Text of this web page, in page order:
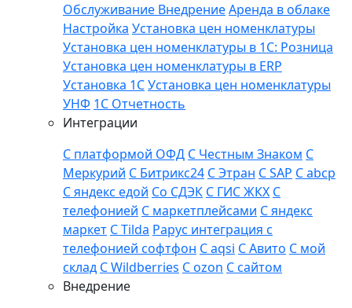
Обслуживание ВнедрениеАренда в облаке
Настройка Установка цен номенклатуры
Установка цен номенклатуры в 1С: Розница
Установка цен номенклатуры в ERP
Установка 1СУстановка цен номенклатуры
УНФ 1С Отчетность
Интеграции
С платформой ОФД С Честным Знаком С
Меркурий С Битрикс24 С Этран С SAP С abcp
С яндекс едой Со СДЭК С ГИС ЖКХ С
телефонией С маркетплейсами С яндекс
маркет С Tilda Рарус интеграция с
телефонией софтфон С aqsi С Авито C мой
склад С Wildberries С ozon С сайтом
Внедрение